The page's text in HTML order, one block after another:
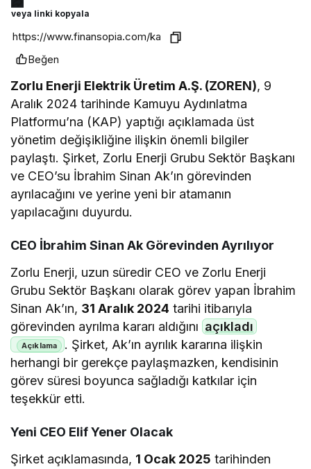
veya linki kopyala
Beğen
Zorlu Enerji Elektrik Üretim A.Ş. (ZOREN), 9
Aralık 2024 tarihinde Kamuyu Aydınlatma
Platformu’na (KAP) yaptığı açıklamada üst
yönetim değişikliğine ilişkin önemli bilgiler
paylaştı. Şirket, Zorlu Enerji Grubu Sektör Başkanı
ve CEO’su İbrahim Sinan Ak’ın görevinden
ayrılacağını ve yerine yeni bir atamanın
yapılacağını duyurdu.
CEO İbrahim Sinan Ak Görevinden Ayrılıyor
Zorlu Enerji, uzun süredir CEO ve Zorlu Enerji
Grubu Sektör Başkanı olarak görev yapan İbrahim
Sinan Ak’ın, 31 Aralık 2024 tarihi itibarıyla
görevinden ayrılma kararı aldığını açıkladı
. Şirket, Ak’ın ayrılık kararına ilişkin
herhangi bir gerekçe paylaşmazken, kendisinin
görev süresi boyunca sağladığı katkılar için
teşekkür etti.
Yeni CEO Elif Yener Olacak
Şirket açıklamasında, 1 Ocak 2025 tarihinden